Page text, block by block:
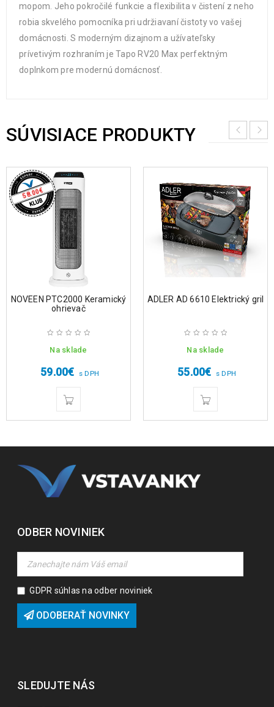
mopom. Jeho pokročilé funkcie a flexibilita v čistení z neho
robia skvelého pomocníka pri udržiavaní čistoty vo vašej
domácnosti. S moderným dizajnom a užívateľsky
prívetivým rozhraním je Tapo RV20 Max perfektným
doplnkom pre modernú domácnosť.
SÚVISIACE PRODUKTY
58.00€
NOVEEN PTC2000 Keramický
ohrievač
Na sklade
59.00€ s DPH
ADLER AD 6610 Elektrický gril
Na sklade
55.00€ s DPH
ODBER NOVINIEK
GDPR súhlas na odber noviniek
ODOBERAŤ NOVINKY
SLEDUJTE NÁS